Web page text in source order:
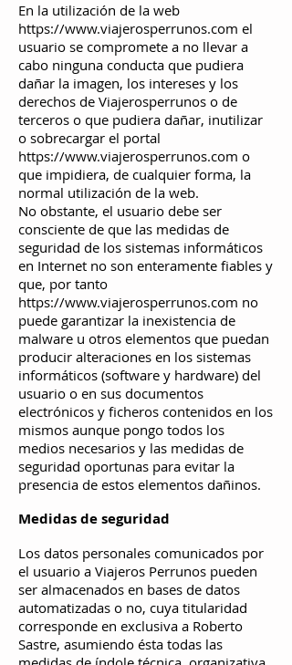
En la utilización de la web
https://www.viajerosperrunos.com el
usuario se compromete a no llevar a
cabo ninguna conducta que pudiera
dañar la imagen, los intereses y los
derechos de Viajerosperrunos o de
terceros o que pudiera dañar, inutilizar
o sobrecargar el portal
https://www.viajerosperrunos.com o
que impidiera, de cualquier forma, la
normal utilización de la web.
No obstante, el usuario debe ser
consciente de que las medidas de
seguridad de los sistemas informáticos
en Internet no son enteramente fiables y
que, por tanto
https://www.viajerosperrunos.com no
puede garantizar la inexistencia de
malware u otros elementos que puedan
producir alteraciones en los sistemas
informáticos (software y hardware) del
usuario o en sus documentos
electrónicos y ficheros contenidos en los
mismos aunque pongo todos los
medios necesarios y las medidas de
seguridad oportunas para evitar la
presencia de estos elementos dañinos.
Medidas de seguridad
Los datos personales comunicados por
el usuario a Viajeros Perrunos pueden
ser almacenados en bases de datos
automatizadas o no, cuya titularidad
corresponde en exclusiva a Roberto
Sastre, asumiendo ésta todas las